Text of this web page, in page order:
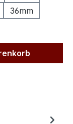
36mm